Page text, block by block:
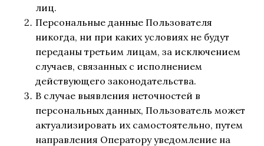
лиц.
Персональные данные Пользователя
никогда, ни при каких условиях не будут
переданы третьим лицам, за исключением
случаев, связанных с исполнением
действующего законодательства.
В случае выявления неточностей в
персональных данных, Пользователь может
актуализировать их самостоятельно, путем
направления Оператору уведомление на